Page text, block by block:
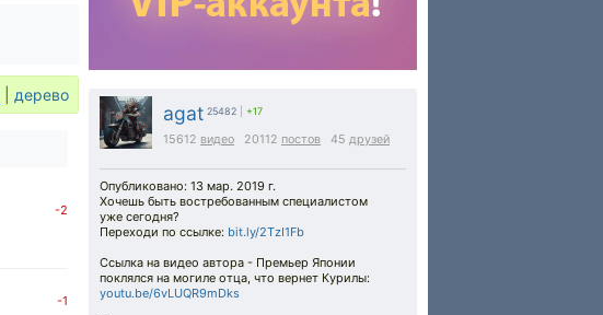
agat 25482 +17
15612 видео 20112 постов 45 друзей
Опубликовано: 13 мар. 2019 г.
Хочешь быть востребованным специалистом
уже сегодня?
Переходи по ссылке: bit.ly/2TzI1Fb
Ссылка на видео автора - Премьер Японии
поклялся на могиле отца, что вернет Курилы:
youtu.be/6vLUQR9mDks
дерево
-2
-1